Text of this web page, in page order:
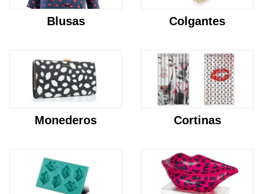
Blusas Colgantes
Monederos Cortinas